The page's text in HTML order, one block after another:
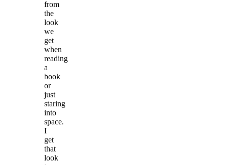
from
the
look
we
get
when
reading
a
book
or
just
staring
into
space.
I
get
that
look